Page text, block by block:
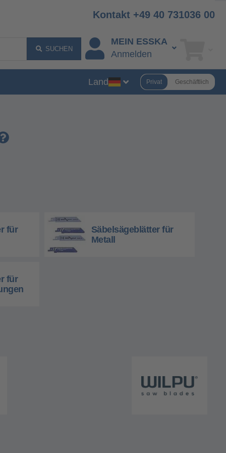
Kontakt +49 40 731036 00
SUCHEN
MEIN ESSKA
Anmelden
Land Privat Geschäftlich
für
Säbelsägeblätter für
Metall
für